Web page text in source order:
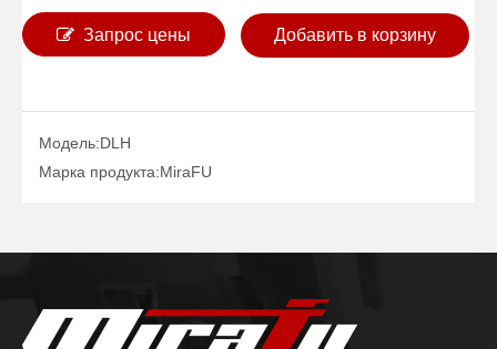
Запрос цены Добавить в корзину
Модель:DLH
Марка продукта:MiraFU